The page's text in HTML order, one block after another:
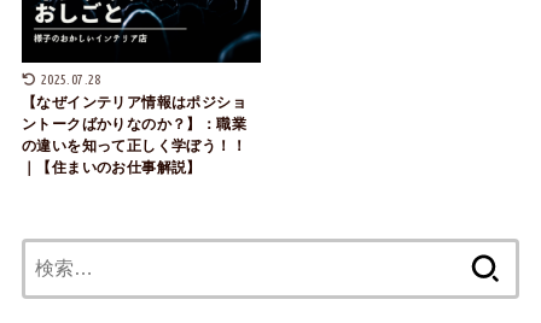
2025.07.28
【なぜインテリア情報はポジショ
ントークばかりなのか？】：職業
の違いを知って正しく学ぼう！！
｜【住まいのお仕事解説】
索: